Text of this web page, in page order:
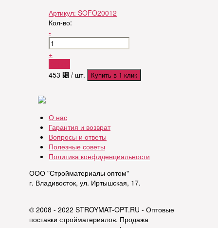
Артикул: SOFO20012
Кол-во:
-
+
453 ⃄ / шт. Купить в 1 клик
О нас
Гарантия и возврат
Вопросы и ответы
Полезные советы
Политика конфиденциальности
ООО "Стройматериалы оптом"
г. Владивосток, ул. Иртышская, 17.
© 2008 - 2022 STROYMAT-OPT.RU - Оптовые
поставки стройматериалов. Продажа